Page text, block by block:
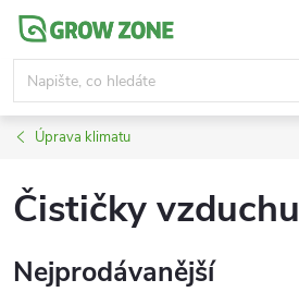
Přejít
obsah
Úprava klimatu
Čističky vzduchu
Nejprodávanější